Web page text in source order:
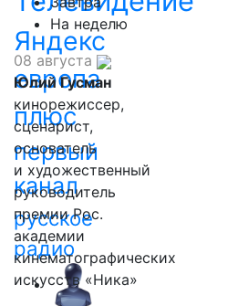
Яндекс
европа
плюс
первый
канал
русское
радио
На неделю
08 августа
Юлий Гусман
кинорежиссер,
сценарист,
основатель
и художественный
руководитель
премии Рос.
академии
кинематографических
искусств «Ника»